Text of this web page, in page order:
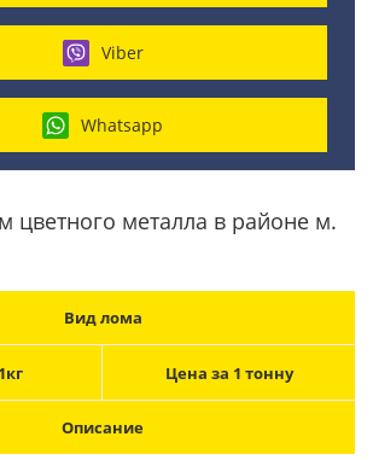
Viber
Whatsapp
цветного металла в районе м.
Вид лома
Цена за 1 тонну
Описание